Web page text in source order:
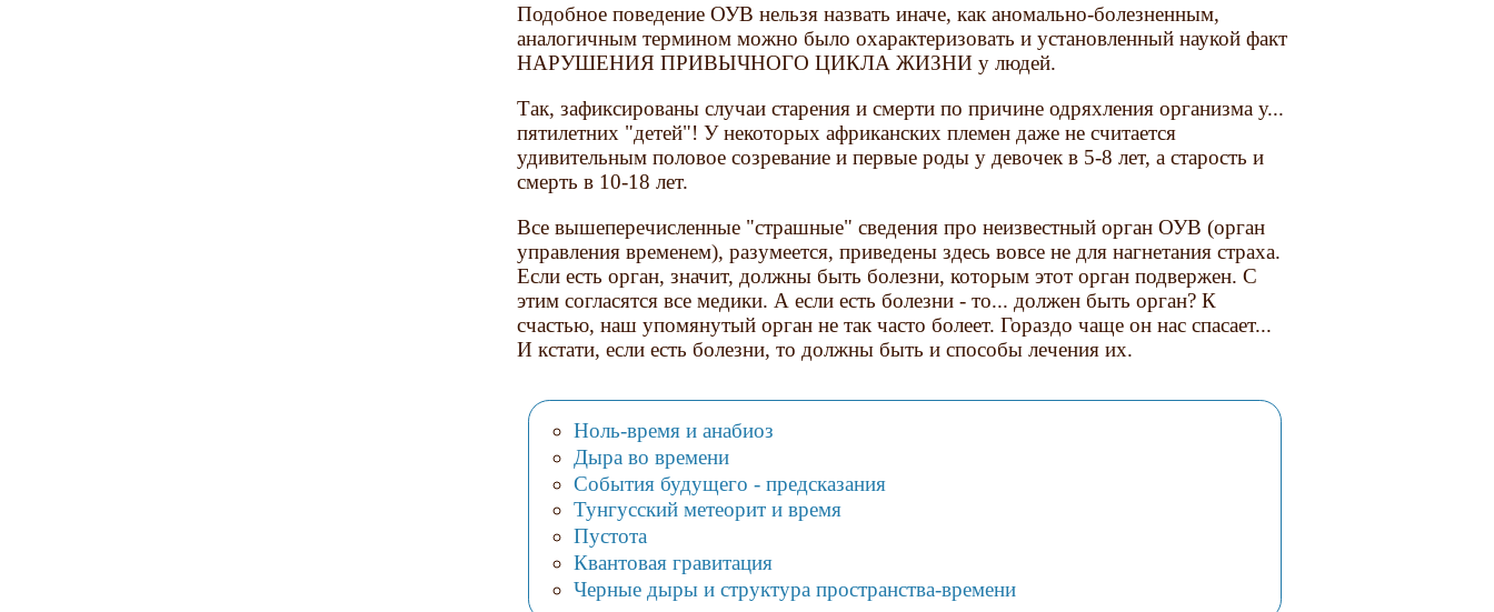
Подобное поведение ОУВ нельзя назвать иначе, как аномально-болезненным,
аналогичным термином можно было охарактеризовать и установленный наукой факт
НАРУШЕНИЯ ПРИВЫЧНОГО ЦИКЛА ЖИЗНИ у людей.
Так, зафиксированы случаи старения и смерти по причине одряхления организма у...
пятилетних "детей"! У некоторых африканских племен даже не считается
удивительным половое созревание и первые роды у девочек в 5-8 лет, а старость и
смерть в 10-18 лет.
Все вышеперечисленные "страшные" сведения про неизвестный орган ОУВ (орган
управления временем), разумеется, приведены здесь вовсе не для нагнетания страха.
Если есть орган, значит, должны быть болезни, которым этот орган подвержен. С
этим согласятся все медики. А если есть болезни - то... должен быть орган? К
счастью, наш упомянутый орган не так часто болеет. Гораздо чаще он нас спасает...
И кстати, если есть болезни, то должны быть и способы лечения их.
Ноль-время и анабиоз
Дыра во времени
События будущего - предсказания
Тунгусский метеорит и время
Пустота
Квантовая гравитация
Черные дыры и структура пространства-времени